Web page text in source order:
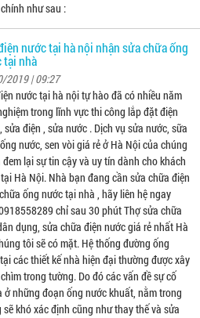
như sau :
nước tại hà nội nhận sửa chữa ống
tại nhà
2019 | 09:27
nước tại hà nội tự hào đã có nhiều năm
trong lĩnh vực thi công lắp đặt điện
sửa điện , sửa nước . Dịch vụ sửa nước, sữa
nước, sen vòi giá rẻ ở Hà Nội của chúng
lại sự tin cậy và uy tín dành cho khách
Hà Nội. Nhà bạn đang cần sửa chữa điện
ống nước tại nhà , hãy liên hệ ngay
chỉ sau 30 phút Thợ sửa chữa
dụng, sửa chữa điện nước giá rẻ nhất Hà
tôi sẽ có mặt. Hệ thống đường ống
các thiết kế nhà hiện đại thường được xây
trong tường. Do đó các vấn đề sự cố
ở những đoạn ống nước khuất, nằm trong
sẽ khó xác định cũng như thay thế và sửa